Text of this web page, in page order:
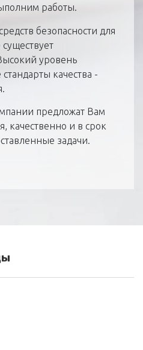
выполним работы.
безопасности для
уровень
качества -
предложат Вам
качественно и в срок
задачи.